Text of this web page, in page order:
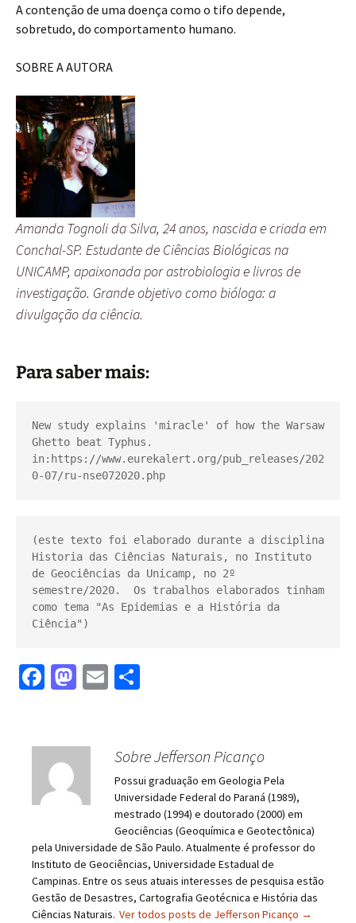
A contenção de uma doença como o tifo depende,
sobretudo, do comportamento humano.
SOBRE A AUTORA
Amanda Tognoli da Silva, 24 anos, nascida e criada em
Conchal-SP. Estudante de Ciências Biológicas na
UNICAMP, apaixonada por astrobiologia e livros de
investigação. Grande objetivo como bióloga: a
divulgação da ciência.
Para saber mais:
New study explains 'miracle' of how the Warsaw
Ghetto beat Typhus.
in:https://www.eurekalert.org/pub_releases/202
0-07/ru-nse072020.php
(este texto foi elaborado durante a disciplina
Historia das Ciências Naturais, no Instituto
de Geociências da Unicamp, no 2º
semestre/2020.  Os trabalhos elaborados tinham
como tema "As Epidemias e a História da
Ciência")
Fa
o
o
k
M
d
n
E
l
e
Sobre Jefferson Picanço
Possui graduação em Geologia Pela
Universidade Federal do Paraná (1989),
mestrado (1994) e doutorado (2000) em
Geociências (Geoquímica e Geotectônica)
pela Universidade de São Paulo. Atualmente é professor do
Instituto de Geociências, Universidade Estadual de
Campinas. Entre os seus atuais interesses de pesquisa estão
Gestão de Desastres, Cartografia Geotécnica e História das
Ciências Naturais. Ver todos posts de Jefferson Picanço →